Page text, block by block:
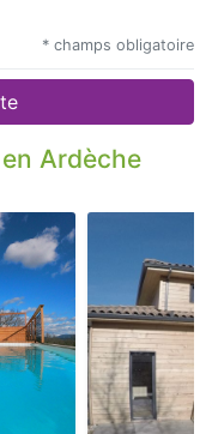
* champs obligatoire
Ardèche